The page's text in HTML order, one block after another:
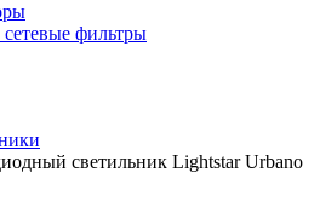
фильтры
светильник Lightstar Urbano